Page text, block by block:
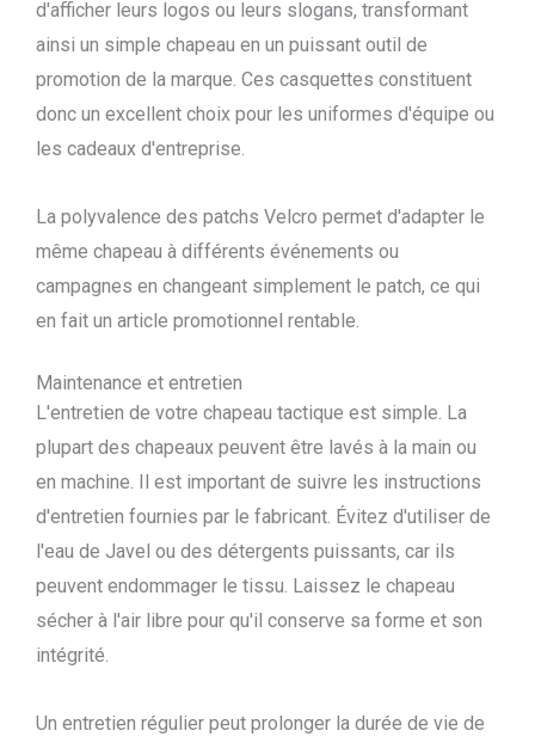
d'afficher leurs logos ou leurs slogans, transformant
ainsi un simple chapeau en un puissant outil de
promotion de la marque. Ces casquettes constituent
donc un excellent choix pour les uniformes d'équipe ou
les cadeaux d'entreprise.
La polyvalence des patchs Velcro permet d'adapter le
même chapeau à différents événements ou
campagnes en changeant simplement le patch, ce qui
en fait un article promotionnel rentable.
Maintenance et entretien
L'entretien de votre chapeau tactique est simple. La
plupart des chapeaux peuvent être lavés à la main ou
en machine. Il est important de suivre les instructions
d'entretien fournies par le fabricant. Évitez d'utiliser de
l'eau de Javel ou des détergents puissants, car ils
peuvent endommager le tissu. Laissez le chapeau
sécher à l'air libre pour qu'il conserve sa forme et son
intégrité.
Un entretien régulier peut prolonger la durée de vie de